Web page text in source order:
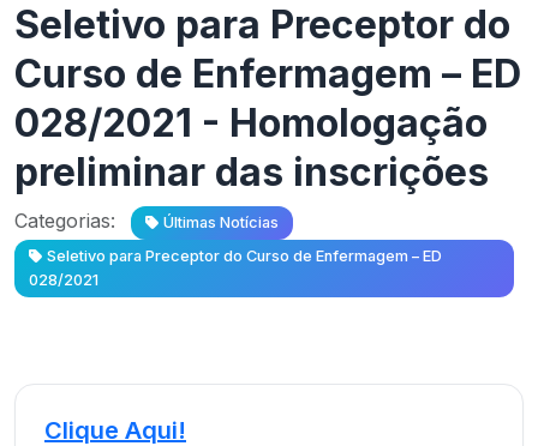
Seletivo para Preceptor do
Curso de Enfermagem – ED
028/2021 - Homologação
preliminar das inscrições
Categorias:
Últimas Notícias
Seletivo para Preceptor do Curso de Enfermagem – ED
028/2021
Clique Aqui!